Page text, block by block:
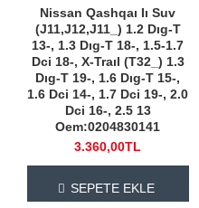
Nissan Qashqaı Iı Suv
(J11,J12,J11_) 1.2 Dıg-T
13-, 1.3 Dıg-T 18-, 1.5-1.7
Dci 18-, X-Traıl (T32_) 1.3
Dıg-T 19-, 1.6 Dıg-T 15-,
1.6 Dci 14-, 1.7 Dci 19-, 2.0
Dci 16-, 2.5 13
Oem:0204830141
3.360,00TL
SEPETE EKLE